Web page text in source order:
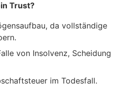
Trust?
da vollständige
von Insolvenz, Scheidung
im Todesfall.